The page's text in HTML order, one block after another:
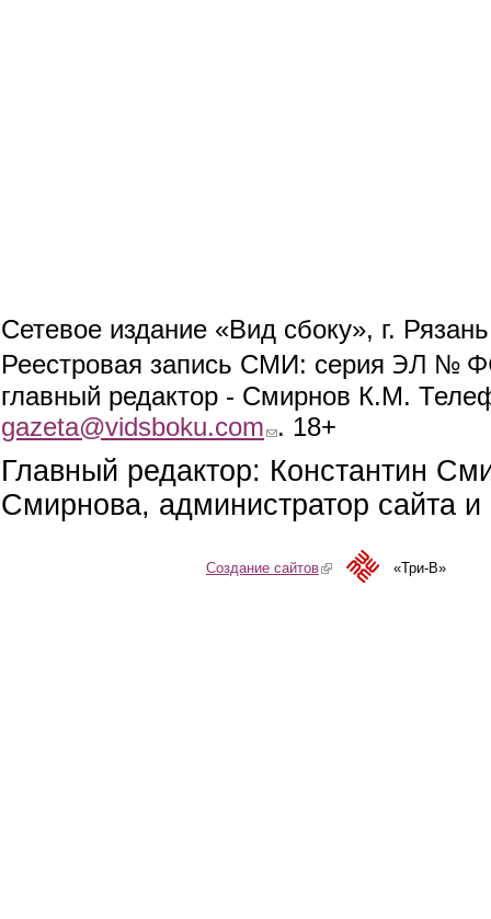
Сетевое издание «Вид сбоку», г.
Реестровая запись СМИ: серия ЭЛ №
главный редактор - Смирнов К.М.
gazeta@vidsboku.com (link sends e-mail)
. 18+
Главный редактор: Константин
Смирнова, администратор сайта
Создание сайтов(link is external)«Три-В»